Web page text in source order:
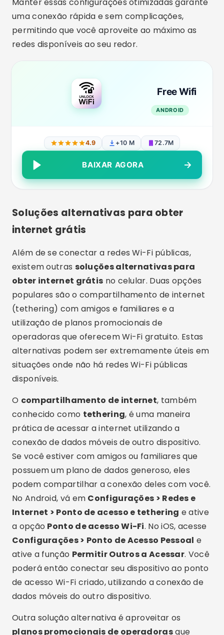
4.9 +10 M 72.7M
BAIXAR AGORA
Soluções alternativas para obter
internet grátis
existem outrassoluções alternativas para
obter internet grátis
no celular. Duas opções
populares são o compartilhamento de internet
(tethering) com amigos e familiares e a
operadoras que oferecem Wi-Fi gratuito. Estas
alternativas podem ser extremamente úteis em
disponíveis.
O compartilhamento de internet
, também
conhecido como
tethering
, é uma maneira
prática de acessar a internet utilizando a
conexão de dados móveis de outro dispositivo.
Se você estiver com amigos ou familiares que
possuem um plano de dados generoso, eles
podem compartilhar a conexão deles com você.
No Android, vá em
Configurações > Redes e
Internet > Ponto de acesso e tethering
a opçãoPonto de acesso Wi-Fi. No iOS, acesse
Configurações > Ponto de Acesso Pessoal
ative a funçãoPermitir Outros a Acessar
poderá então conectar seu dispositivo ao ponto
de acesso Wi-Fi criado, utilizando a conexão de
dados móveis do outro dispositivo.
Outra solução alternativa é aproveitar os
planos promocionais de operadoras
oferecem acesso a redes Wi-Fi gratuitas. Muitas
operadoras de telefonia móvel têm parcerias
com provedores de internet para oferecer Wi-Fi
gratuito em diversos pontos da cidade. Estes
planos promocionais podem incluir acesso
ilimitado a hotspots Wi-Fi ou um limite de dados
específico que pode ser utilizado em redes Wi-Fi
públicas. Verifique com sua operadora se eles